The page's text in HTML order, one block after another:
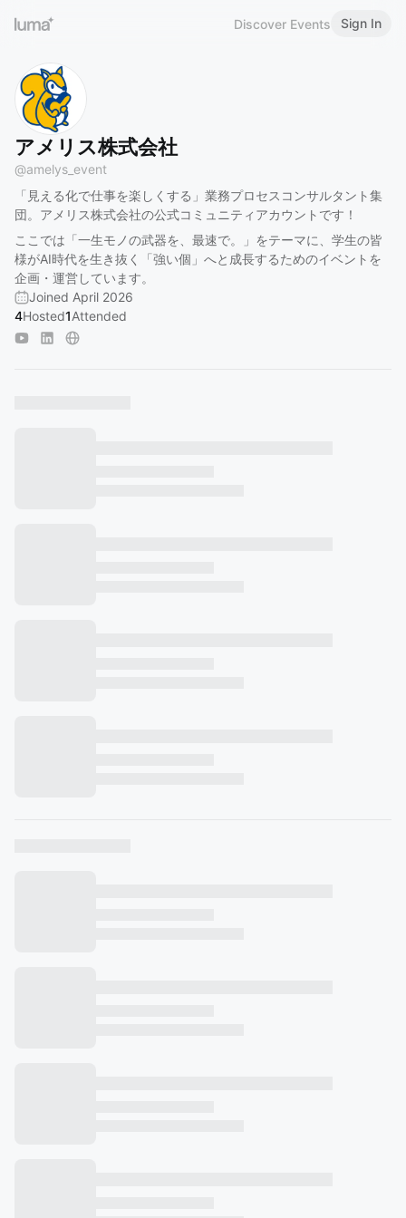
Discover Events Sign In
アメリス株式会社
@amelys_event
「見える化で仕事を楽しくする」業務プロセスコンサルタント集
団。アメリス株式会社の公式コミュニティアカウントです！
ここでは「一生モノの武器を、最速で。」をテーマに、学生の皆
様がAI時代を生き抜く「強い個」へと成長するためのイベントを
企画・運営しています。
Joined April 2026
4Hosted1Attended